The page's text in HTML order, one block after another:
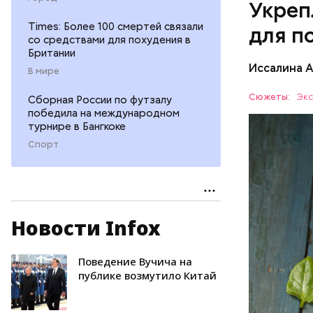
Times: Более 100 смертей связали
со средствами для похудения в
Британии
В мире
Сборная России по футзалу
победила на международном
турнире в Бангкоке
Спорт
Новости Infox
Поведение Вучича на
публике возмутило Китай
для
Иссалина
Сюжеты:
ЗДОРОВЬЕ